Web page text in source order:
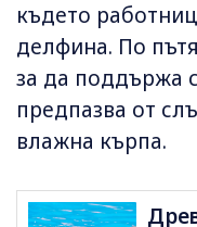
където
делфина. По
за да поддържа
предпазва от
влажна кърпа.